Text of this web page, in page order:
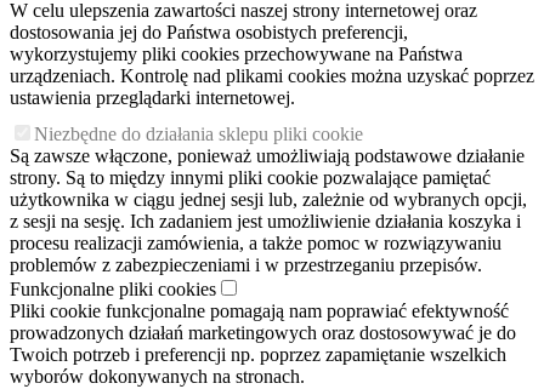
W celu ulepszenia zawartości naszej strony internetowej oraz
dostosowania jej do Państwa osobistych preferencji,
wykorzystujemy pliki cookies przechowywane na Państwa
urządzeniach. Kontrolę nad plikami cookies można uzyskać poprzez
ustawienia przeglądarki internetowej.
Niezbędne do działania sklepu pliki cookie
Są zawsze włączone, ponieważ umożliwiają podstawowe działanie
strony. Są to między innymi pliki cookie pozwalające pamiętać
użytkownika w ciągu jednej sesji lub, zależnie od wybranych opcji,
z sesji na sesję. Ich zadaniem jest umożliwienie działania koszyka i
procesu realizacji zamówienia, a także pomoc w rozwiązywaniu
problemów z zabezpieczeniami i w przestrzeganiu przepisów.
Funkcjonalne pliki cookies
Pliki cookie funkcjonalne pomagają nam poprawiać efektywność
prowadzonych działań marketingowych oraz dostosowywać je do
Twoich potrzeb i preferencji np. poprzez zapamiętanie wszelkich
wyborów dokonywanych na stronach.